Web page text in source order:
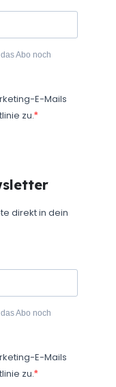
Abo noch
E-Mails
zu.
direkt in dein
Abo noch
E-Mails
zu.